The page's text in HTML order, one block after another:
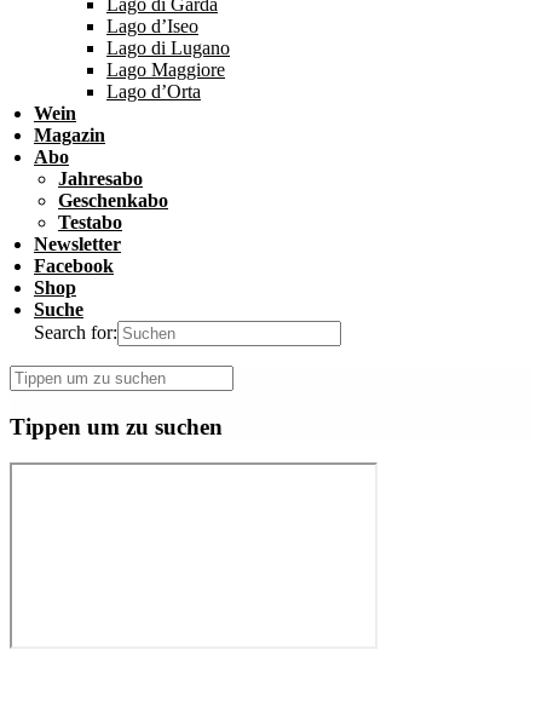
Lago di Garda
Lago d’Iseo
Lago di Lugano
Lago Maggiore
Lago d’Orta
Wein
Magazin
Abo
Jahresabo
Geschenkabo
Testabo
Newsletter
Facebook
Shop
Suche
Search for:
Tippen um zu suchen